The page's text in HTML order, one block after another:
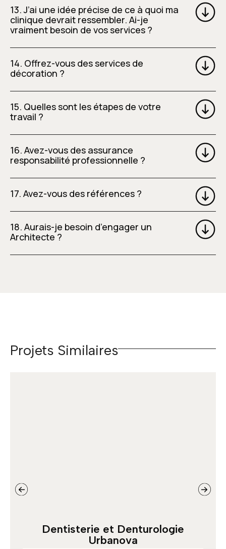
13. J’ai une idée précise de ce à quoi ma
clinique devrait ressembler. Ai-je
vraiment besoin de vos services ?
14. Offrez-vous des services de
décoration ?
15. Quelles sont les étapes de votre
travail ?
16. Avez-vous des assurance
responsabilité professionnelle ?
17. Avez-vous des références ?
18. Aurais-je besoin d’engager un
Architecte ?
Projets Similaires
Dentisterie et Denturologie
Urbanova